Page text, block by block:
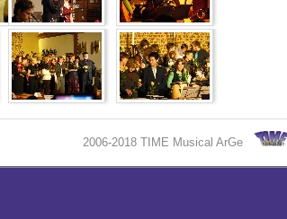
2006-2018 TIME Musical ArGe